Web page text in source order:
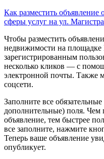
Как разместить объявление
сферы услуг на ул.
Чтобы разместить
недвижимости на
зарегистрированным
несколько кликов — с
электронной почты. Также
соцсети.
Заполните все
дополнительные) поля. Чем
объявление, тем быстрее
все заполните, нажмите
Теперь ваше объявление
опубликует.